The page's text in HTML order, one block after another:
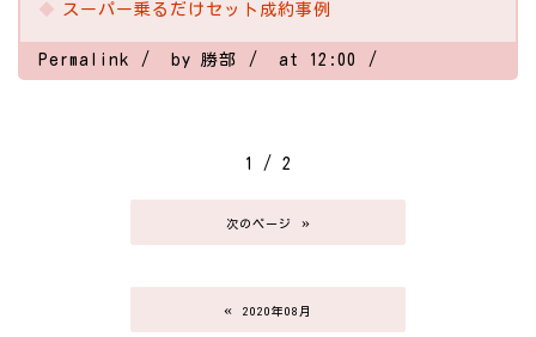
スーパー乗るだけセット成約事例
Permalink by 勝部 at 12:00
1 / 2
次のページ »
« 2020年08月